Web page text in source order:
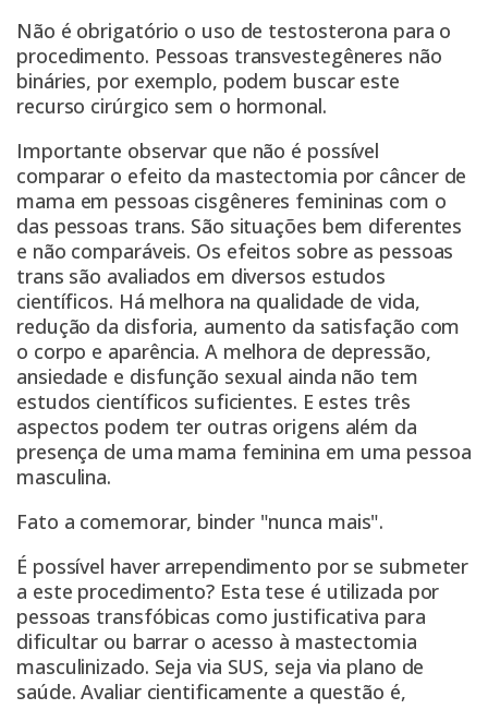
Não é obrigatório o uso de testosterona para o
procedimento. Pessoas transvestegêneres não
bináries, por exemplo, podem buscar este
recurso cirúrgico sem o hormonal.
Importante observar que não é possível
comparar o efeito da mastectomia por câncer de
mama em pessoas cisgêneres femininas com o
das pessoas trans. São situações bem diferentes
e não comparáveis. Os efeitos sobre as pessoas
trans são avaliados em diversos estudos
científicos. Há melhora na qualidade de vida,
redução da disforia, aumento da satisfação com
o corpo e aparência. A melhora de depressão,
ansiedade e disfunção sexual ainda não tem
estudos científicos suficientes. E estes três
aspectos podem ter outras origens além da
presença de uma mama feminina em uma pessoa
masculina.
Fato a comemorar, binder"nunca mais".
É possível haver arrependimento por se submeter
a este procedimento? Esta tese é utilizada por
pessoas transfóbicas como justificativa para
dificultar ou barrar o acesso à mastectomia
masculinizado. Seja via SUS, seja via plano de
saúde. Avaliar cientificamente a questão é,